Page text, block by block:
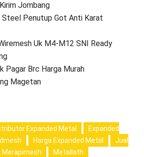
Jombang
Steel Penutup Got Anti Karat
Uk M4-M12 SNI Ready
Pagar Brc Harga Murah
Magetan
Expanded Metal
Expanded
Harga Expanded Metal
Jual
Merapimesh
Metallath